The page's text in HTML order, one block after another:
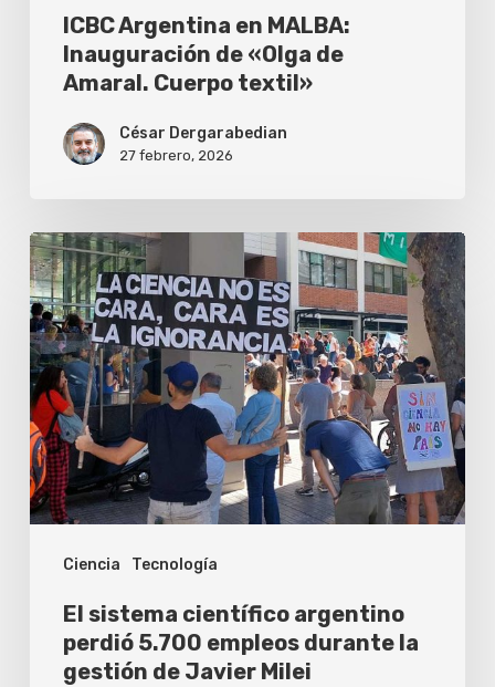
textil»ICBC Argentina en MALBA:
Inauguración de «Olga de
Amaral. Cuerpo textil»
César Dergarabedian
27 febrero, 2026
Ciencia Tecnología
El
sistema
científico
argentino
perdió
5.700
empleos
durante
la
gestión
Javier
Milei
El sistema científico argentino
perdió 5.700 empleos durante la
gestión de Javier Milei